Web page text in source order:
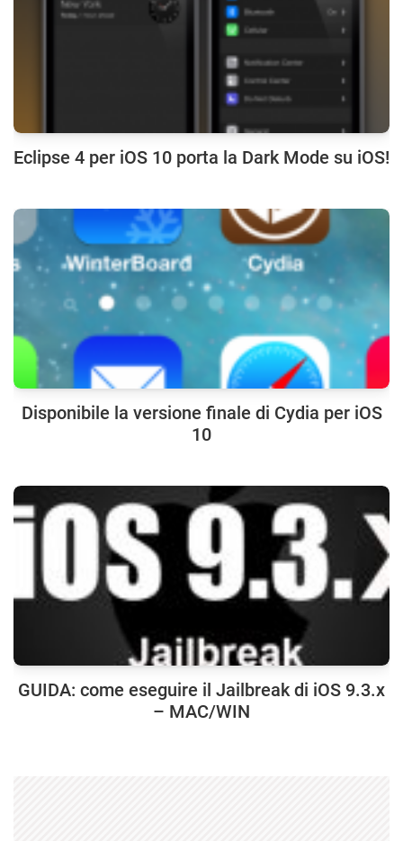
Eclipse 4 per iOS 10 porta la Dark Mode su iOS!
Disponibile la versione finale di Cydia per iOS
10
GUIDA: come eseguire il Jailbreak di iOS 9.3.x
– MAC/WIN